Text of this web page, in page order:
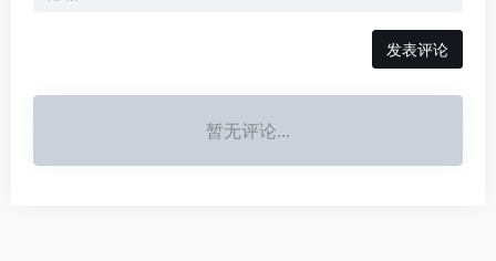
发表评论
暂无评论...